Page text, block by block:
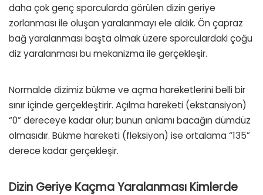
daha çok genç sporcularda görülen dizin geriye
zorlanması ile oluşan yaralanmayı ele aldık. Ön çapraz
bağ yaralanması başta olmak üzere sporculardaki çoğu
diz yaralanması bu mekanizma ile gerçekleşir.
Normalde dizimiz bükme ve açma hareketlerini belli bir
sınır içinde gerçekleştirir. Açılma hareketi (ekstansiyon)
“0” dereceye kadar olur; bunun anlamı bacağın dümdüz
olmasıdır. Bükme hareketi (fleksiyon) ise ortalama “135”
derece kadar gerçekleşir.
Dizin Geriye Kaçma Yaralanması Kimlerde